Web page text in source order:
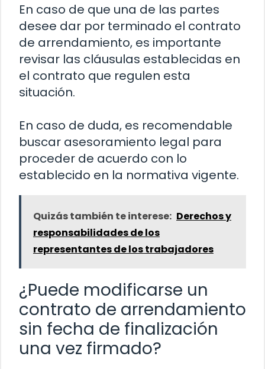
En caso de que una de las partes
desee dar por terminado el contrato
de arrendamiento, es importante
revisar las cláusulas establecidas en
el contrato que regulen esta
situación.
En caso de duda, es recomendable
buscar asesoramiento legal para
proceder de acuerdo con lo
establecido en la normativa vigente.
Quizás también te interese: Derechos y
responsabilidades de los
representantes de los trabajadores
¿Puede modificarse un
contrato de arrendamiento
sin fecha de finalización
una vez firmado?